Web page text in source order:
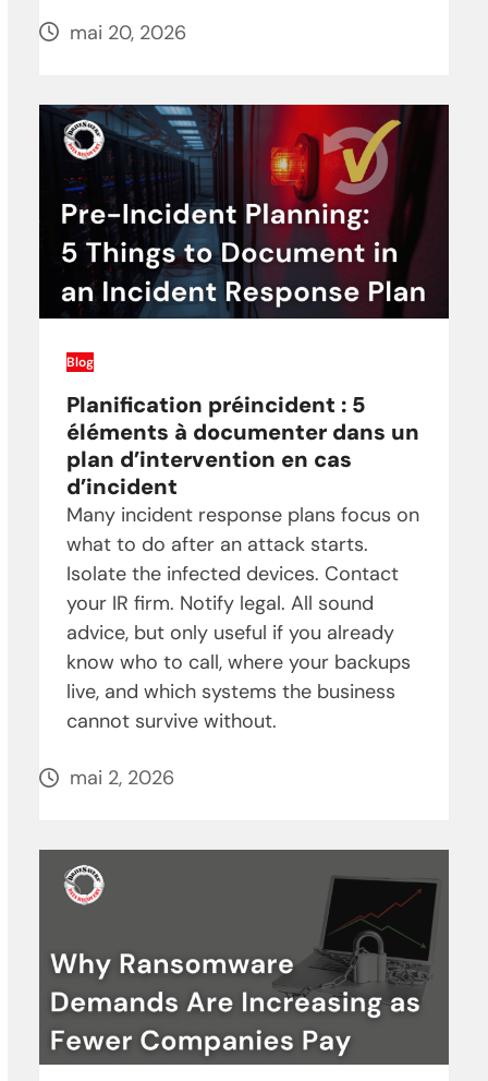
mai 20, 2026
Blog
Planification préincident : 5
éléments à documenter dans un
plan d’intervention en cas
d’incident
Many incident response plans focus on
what to do after an attack starts.
Isolate the infected devices. Contact
your IR firm. Notify legal. All sound
advice, but only useful if you already
know who to call, where your backups
live, and which systems the business
cannot survive without.
mai 2, 2026